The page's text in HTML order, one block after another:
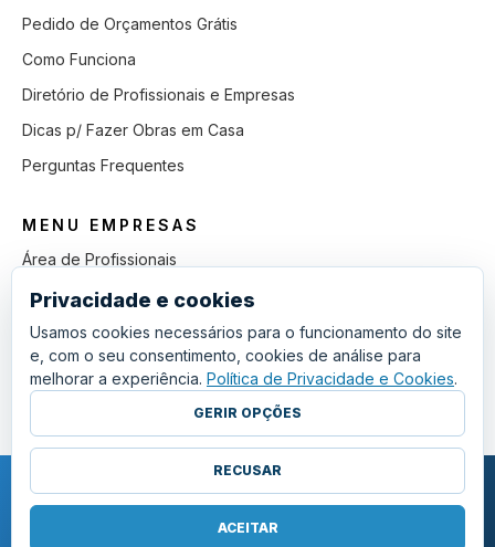
Pedido de Orçamentos Grátis
Como Funciona
Diretório de Profissionais e Empresas
Dicas p/ Fazer Obras em Casa
Perguntas Frequentes
MENU EMPRESAS
Área de Profissionais
Como Funciona
Lista de Pedidos em Aberto
Como Ganhar mais Obras
Perguntas Frequentes
COPYRIGHT © 2011 - 2026 SGSI. TODOS OS DIREITOS RESERVADOS.
POLÍTICA DE PRIVACIDADE E COOKIES
Privacidade e cookies
Usamos cookies necessários para o funcionamento do site
e, com o seu consentimento, cookies de análise para
melhorar a experiência. Política de Privacidade e Cookies.
GERIR OPÇÕES
RECUSAR
ACEITAR